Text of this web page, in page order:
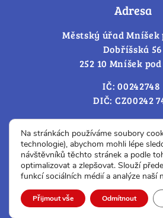
Adresa
Městský úřad Mníšek
Dobříšská 56
252 10 Mníšek
IČ: 00242748
DIČ: CZ00242
Cookies – změna
Prohlášení o
© Všechna práva
Na stránkách používáme soubory
technologie), abychom mohli lépe
návštěvníků těchto stránek a podle
optimalizovat a zlepšovat. Slouží
funkcí sociálních médií a analýze naší
Přijmout vše Odmítnout